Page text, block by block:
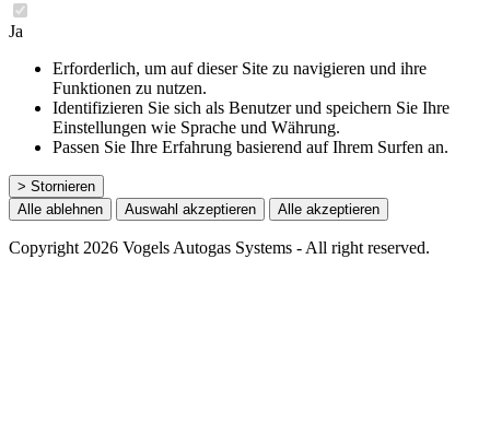
Ja
Erforderlich, um auf dieser Site zu navigieren und ihre
Funktionen zu nutzen.
Identifizieren Sie sich als Benutzer und speichern Sie Ihre
Einstellungen wie Sprache und Währung.
Passen Sie Ihre Erfahrung basierend auf Ihrem Surfen an.
> Stornieren
Alle ablehnen
Auswahl akzeptieren Alle akzeptieren
Copyright 2026 Vogels Autogas Systems - All right reserved.